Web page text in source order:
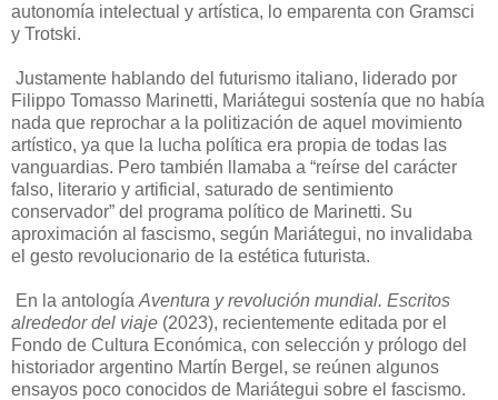
autonomía intelectual y artística, lo emparenta con Gramsci
y Trotski.
Justamente hablando del futurismo italiano, liderado por
Filippo Tomasso Marinetti, Mariátegui sostenía que no había
nada que reprochar a la politización de aquel movimiento
artístico, ya que la lucha política era propia de todas las
vanguardias. Pero también llamaba a “reírse del carácter
falso, literario y artificial, saturado de sentimiento
conservador” del programa político de Marinetti. Su
aproximación al fascismo, según Mariátegui, no invalidaba
el gesto revolucionario de la estética futurista.
En la antología Aventura y revolución mundial. Escritos
alrededor del viaje (2023), recientemente editada por el
Fondo de Cultura Económica, con selección y prólogo del
historiador argentino Martín Bergel, se reúnen algunos
ensayos poco conocidos de Mariátegui sobre el fascismo.